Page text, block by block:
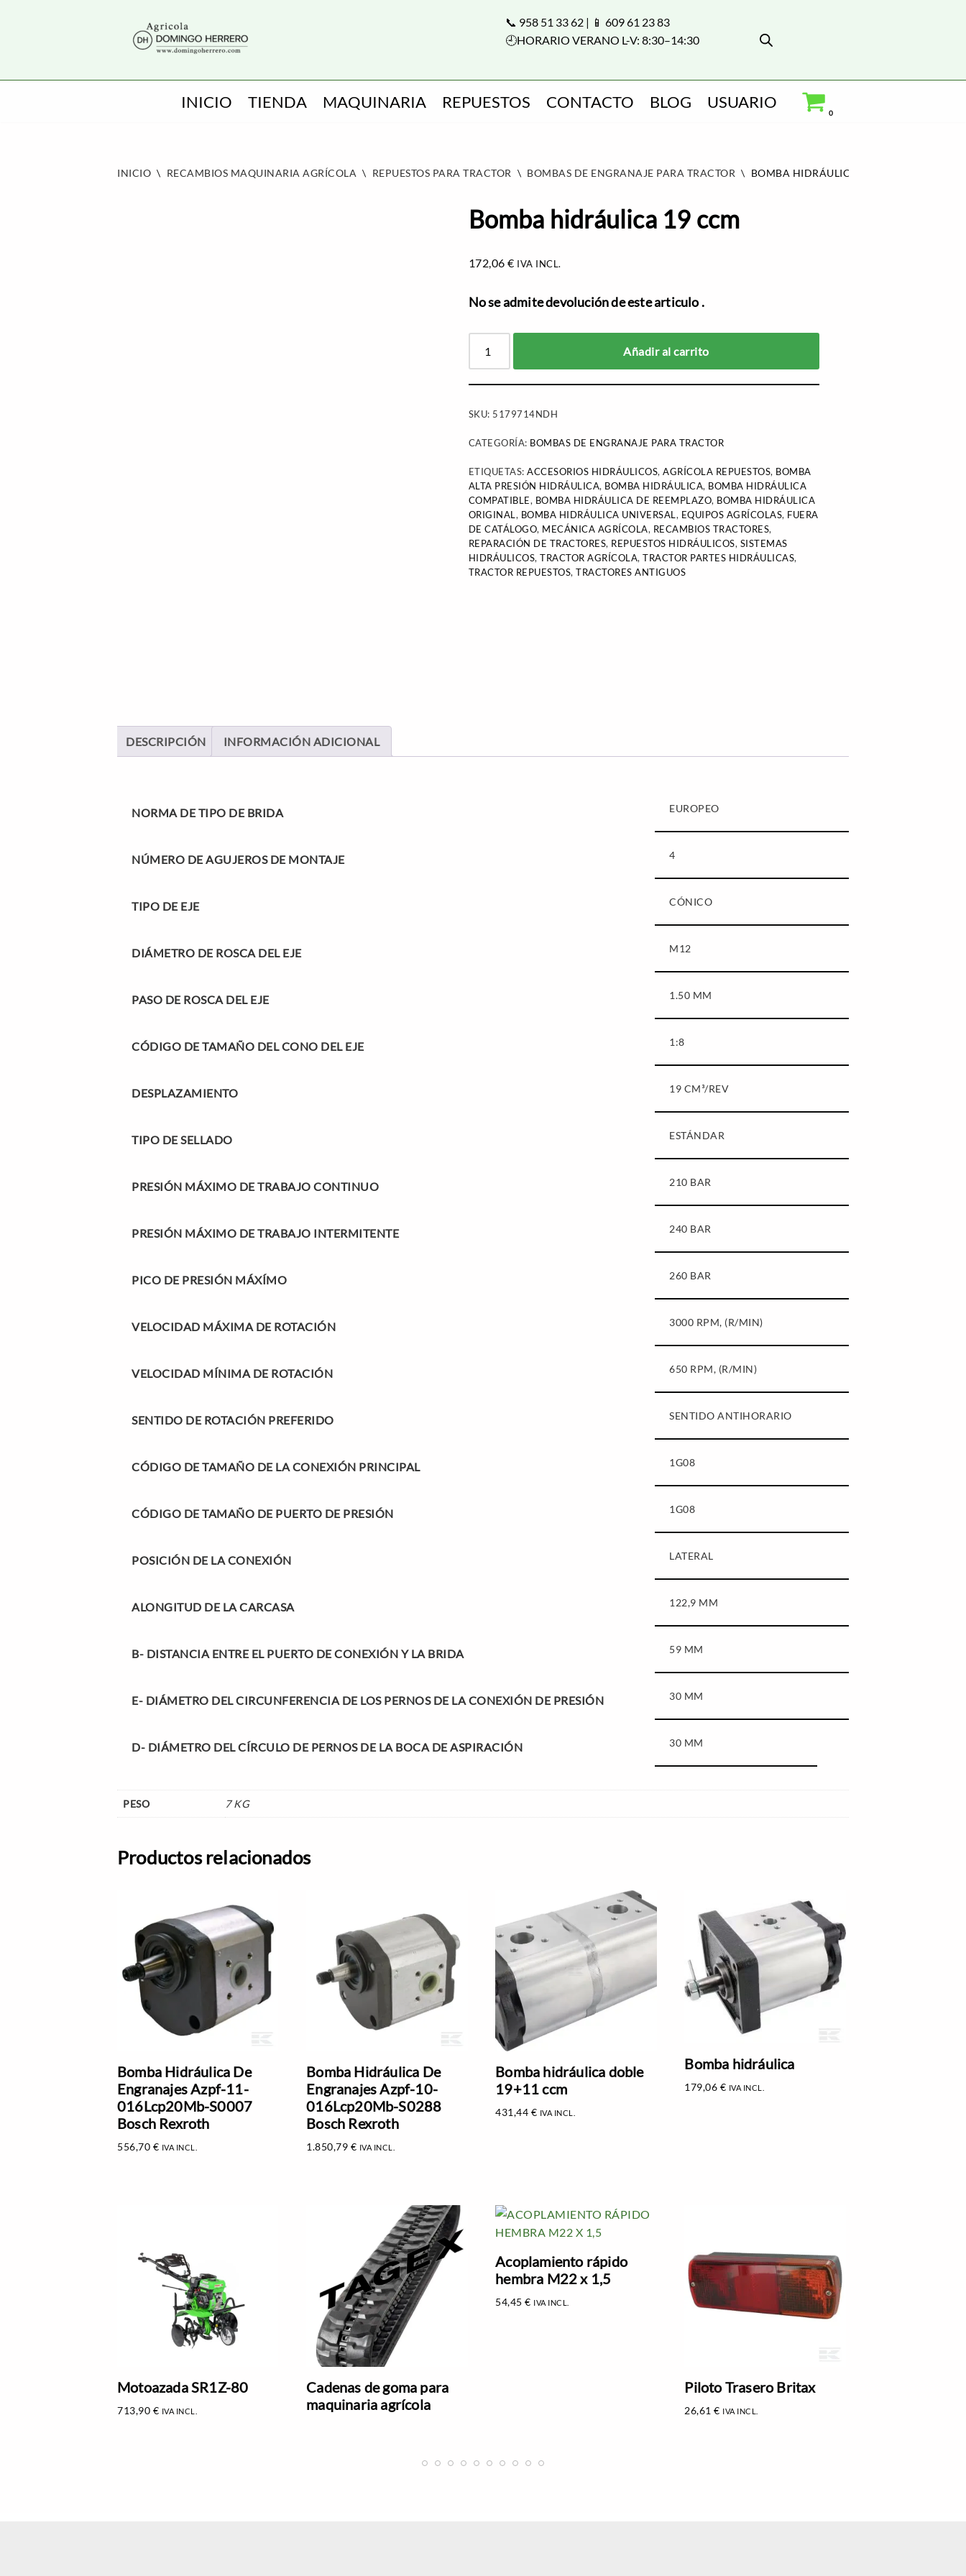
📞 958 51 33 62 | 📱 609 61 23 83
🕘HORARIO VERANO L-V: 8:30–14:30
INICIO TIENDA MAQUINARIA REPUESTOS CONTACTO BLOG USUARIO
0
INICIO \ RECAMBIOS MAQUINARIA AGRÍCOLA \ REPUESTOS PARA TRACTOR \ BOMBAS DE ENGRANAJE PARA TRACTOR \ BOMBA HIDRÁULICA 19 CCM
Bomba hidráulica 19 ccm
172,06€ IVA INCL.
No se admite devolución de este articulo .
Añadir al carrito
SKU: 5179714NDH
CATEGORÍA: BOMBAS DE ENGRANAJE PARA TRACTOR
ETIQUETAS:ACCESORIOS HIDRÁULICOS,AGRÍCOLA REPUESTOS, BOMBA
ALTA PRESIÓN HIDRÁULICA, BOMBA HIDRÁULICA, BOMBA HIDRÁULICA
COMPATIBLE, BOMBA HIDRÁULICA DE REEMPLAZO, BOMBA HIDRÁULICA
ORIGINAL, BOMBA HIDRÁULICA UNIVERSAL, EQUIPOS AGRÍCOLAS, FUERA
DE CATÁLOGO, MECÁNICA AGRÍCOLA, RECAMBIOS TRACTORES,
REPARACIÓN DE TRACTORES, REPUESTOS HIDRÁULICOS, SISTEMAS
HIDRÁULICOS,TRACTOR AGRÍCOLA,TRACTOR PARTES HIDRÁULICAS,
TRACTOR REPUESTOS,TRACTORES ANTIGUOS
DESCRIPCIÓN INFORMACIÓN ADICIONAL
NORMA DE TIPO DE BRIDA EUROPEO
NÚMERO DE AGUJEROS DE MONTAJE 4
TIPO DE EJE CÓNICO
DIÁMETRO DE ROSCA DEL EJE M12
PASO DE ROSCA DEL EJE 1.50 MM
CÓDIGO DE TAMAÑO DEL CONO DEL EJE 1:8
DESPLAZAMIENTO 19 CM³/REV
TIPO DE SELLADO ESTÁNDAR
PRESIÓN MÁXIMO DE TRABAJO CONTINUO 210 BAR
PRESIÓN MÁXIMO DE TRABAJO INTERMITENTE 240 BAR
PICO DE PRESIÓN MÁXÍMO 260 BAR
VELOCIDAD MÁXIMA DE ROTACIÓN 3000 RPM, (R/MIN)
VELOCIDAD MÍNIMA DE ROTACIÓN 650 RPM, (R/MIN)
SENTIDO DE ROTACIÓN PREFERIDO SENTIDO ANTIHORARIO
CÓDIGO DE TAMAÑO DE LA CONEXIÓN PRINCIPAL 1G08
CÓDIGO DE TAMAÑO DE PUERTO DE PRESIÓN 1G08
POSICIÓN DE LA CONEXIÓN LATERAL
ALONGITUD DE LA CARCASA 122,9 MM
B- DISTANCIA ENTRE EL PUERTO DE CONEXIÓN Y LA BRIDA 59 MM
E- DIÁMETRO DEL CIRCUNFERENCIA DE LOS PERNOS DE LA CONEXIÓN DE PRESIÓN 30 MM
D- DIÁMETRO DEL CÍRCULO DE PERNOS DE LA BOCA DE ASPIRACIÓN 30 MM
PESO 7 KG
Productos relacionados
Bomba Hidráulica De
Engranajes Azpf-11-
016Lcp20Mb-S0007
Bosch Rexroth
556,70 € IVA INCL.
Bomba Hidráulica De
Engranajes Azpf-10-
016Lcp20Mb-S0288
Bosch Rexroth
1.850,79 € IVA INCL.
Bomba hidráulica doble
19+11 ccm
431,44 € IVA INCL.
Bomba hidráulica
179,06 € IVA INCL.
Motoazada SR1Z-80
713,90 € IVA INCL.
Cadenas de goma para
maquinaria agrícola
Acoplamiento rápido
hembra M22 x 1,5
54,45€ IVA INCL.
Piloto Trasero Britax
26,61€ IVA INCL.